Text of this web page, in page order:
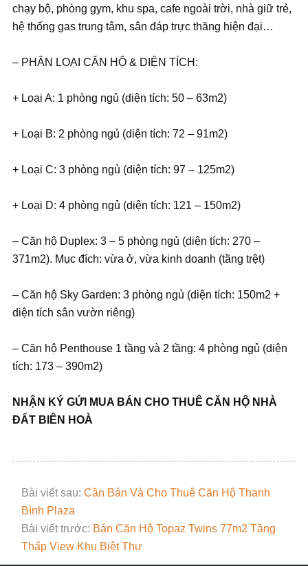
chạy bộ, phòng gym, khu spa, cafe ngoài trời, nhà giữ trẻ,
hệ thống gas trung tâm, sân đáp trực thăng hiện đại…
– PHÂN LOẠI CĂN HỘ & DIỆN TÍCH:
+ Loại A: 1 phòng ngủ (diện tích: 50 – 63m2)
+ Loại B: 2 phòng ngủ (diện tích: 72 – 91m2)
+ Loại C: 3 phòng ngủ (diện tích: 97 – 125m2)
+ Loại D: 4 phòng ngủ (diện tích: 121 – 150m2)
– Căn hộ Duplex: 3 – 5 phòng ngủ (diện tích: 270 –
371m2). Mục đích: vừa ở, vừa kinh doanh (tầng trệt)
– Căn hộ Sky Garden: 3 phòng ngủ (diện tích: 150m2 +
diện tích sân vườn riêng)
– Căn hộ Penthouse 1 tầng và 2 tầng: 4 phòng ngủ (diện
tích: 173 – 390m2)
NHẬN KÝ GỬI MUA BÁN CHO THUÊ CĂN HỘ NHÀ
ĐẤT BIÊN HOÀ
Bài viết sau: Cần Bán Và Cho Thuê Căn Hộ Thanh
Bình Plaza
Bài viết trước: Bán Căn Hộ Topaz Twins 77m2 Tầng
Thấp View Khu Biệt Thự